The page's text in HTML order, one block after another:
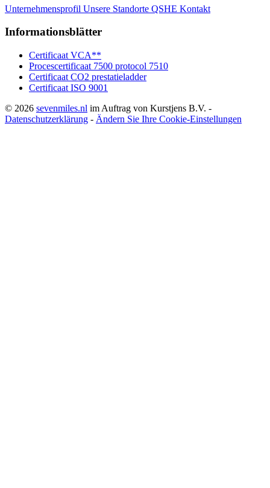
Unternehmensprofil Unsere Standorte QSHE Kontakt
Informationsblätter
Certificaat VCA**
Procescertificaat 7500 protocol 7510
Certificaat CO2 prestatieladder
Certificaat ISO 9001
© 2026 sevenmiles.nl im Auftrag von Kurstjens B.V. -
Datenschutzerklärung - Ändern Sie Ihre Cookie-Einstellungen